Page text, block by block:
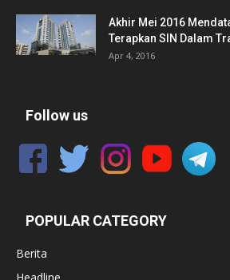
Akhir Mei 2016
Terapkan SIN Dalam
Apr 4, 2016
Follow us
POPULAR CATEGORY
Berita